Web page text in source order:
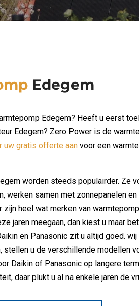
Edegem
Edegem? Heeft u eerst
Edegem? Zero Power is de
uw gratis offerte aan voor een
worden steeds populairder. Ze
werken samen met zonnepanelen
zijn heel wat merken van
jaren meegaan, dan kiest u maar
en Panasonic zit u altijd goed.
stellen u de verschillende modellen
Daikin of Panasonic op langere
daar plukt u al na enkele jaren de